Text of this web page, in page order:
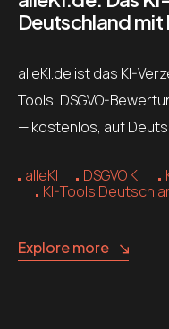
Deutschland
alleKI.de ist das KI-
Tools, DSGVO-
— kostenlos, auf
alleKI DSGVO KI
KI-Tools
Explore more